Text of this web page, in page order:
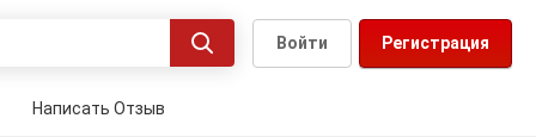
Регистрация
Войти
Написать Отзыв